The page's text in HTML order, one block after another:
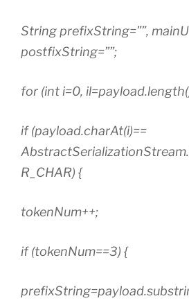
String prefixString=””,
postfixString=””;
for (int i=0,
if (payload.charAt(i)==
AbstractSerializationStream.
R_CHAR) {
tokenNum++;
if (tokenNum==3) {